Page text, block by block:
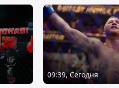
09:39, Сегодня